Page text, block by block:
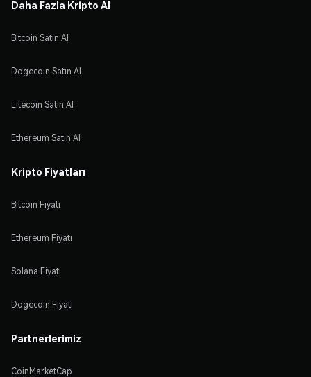
Daha Fazla Kripto Al
Bitcoin Satın Al
Dogecoin Satın Al
Litecoin Satın Al
Ethereum Satın Al
Kripto Fiyatları
Bitcoin Fiyatı
Ethereum Fiyatı
Solana Fiyatı
Dogecoin Fiyatı
Partnerlerimiz
CoinMarketCap